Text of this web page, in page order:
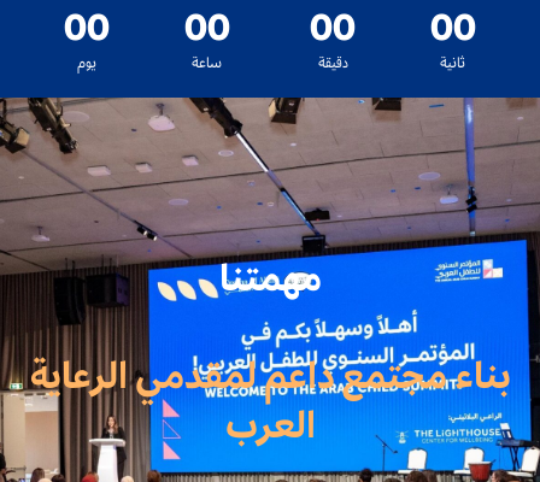
00
يوم
00
ساعة
00
دقيقة
00
ثانية
مهمتنا
بناء مجتمع داعم لمقدمي الرعاية
العرب